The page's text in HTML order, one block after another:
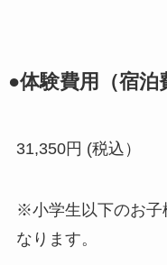
●体験費用（宿泊
31,350円 (税込）
※小学生以下のお子
なります。